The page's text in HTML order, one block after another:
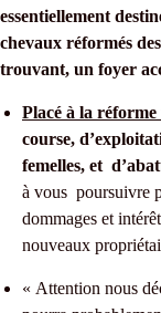
essentiellement
chevaux réformés
trouvant, un foyer
Placé à la
course,
femelles, et
à vous poursuivre
dommages et
nouveaux
« Attention nous